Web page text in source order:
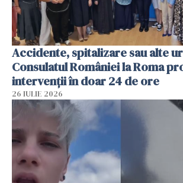
Accidente, spitalizare sau alte
Consulatul României la Roma
intervenții în doar 24 de ore
26 IULIE 2026